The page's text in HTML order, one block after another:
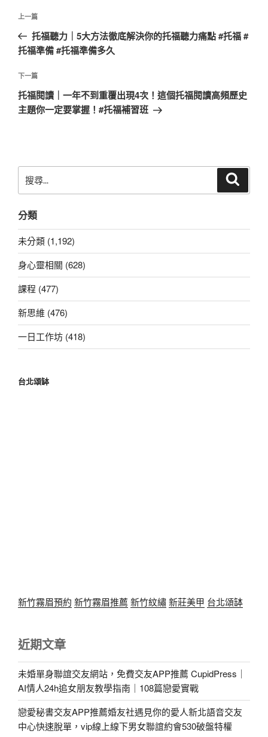
文
導
覽
上
一
篇
章
上一篇
托福聽力｜5大方法徹底解決你的托福聽力痛點 #托福 #
托福準備 #托福準備多久
下
一
篇
下一篇
托福閱讀｜一年不到重覆出現4次！這個托福閱讀高頻歷史
主題你一定要掌握！#托福補習班
尋
鍵
字:
分類
未分類 (1,192)
身心靈相關 (628)
課程 (477)
新思維 (476)
一日工作坊 (418)
台北頌缽
新竹霧眉預約 新竹霧眉推薦 新竹紋繡新莊美甲 台北頌缽
近期文章
未婚單身聯誼交友網站，免費交友APP推薦 CupidPress｜
AI情人24h追女朋友教學指南｜108篇戀愛實戰
戀愛秘書交友APP推薦婚友社遇見你的愛人新北語音交友
中心快速脫單，vip線上線下男女聯誼約會530破盤特權